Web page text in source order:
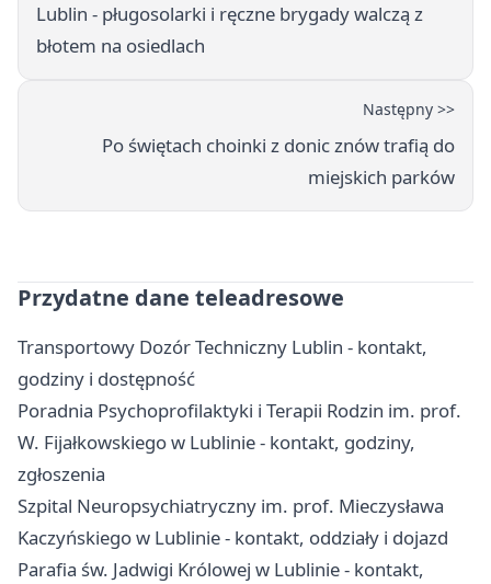
Lublin - pługosolarki i ręczne brygady walczą z
błotem na osiedlach
Następny >>
Po świętach choinki z donic znów trafią do
miejskich parków
Przydatne dane teleadresowe
Transportowy Dozór Techniczny Lublin - kontakt,
godziny i dostępność
Poradnia Psychoprofilaktyki i Terapii Rodzin im. prof.
W. Fijałkowskiego w Lublinie - kontakt, godziny,
zgłoszenia
Szpital Neuropsychiatryczny im. prof. Mieczysława
Kaczyńskiego w Lublinie - kontakt, oddziały i dojazd
Parafia św. Jadwigi Królowej w Lublinie - kontakt,